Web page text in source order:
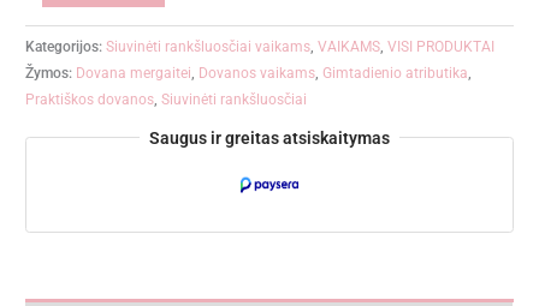
Kategorijos:Siuvinėti rankšluosčiai vaikams ,VAIKAMS ,VISI PRODUKTAI
Žymos: Dovana mergaitei Dovanos vaikams Gimtadienio atributika
Praktiškos dovanos ,Siuvinėti rankšluosčiai
Saugus ir greitas atsiskaitymas